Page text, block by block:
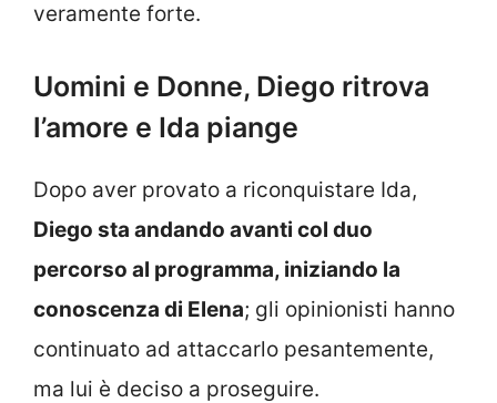
veramente forte.
Uomini e Donne, Diego ritrova
l’amore e Ida piange
Dopo aver provato a riconquistare Ida,
Diego sta andando avanti col duo
percorso al programma, iniziando la
conoscenza di Elena; gli opinionisti hanno
continuato ad attaccarlo pesantemente,
ma lui è deciso a proseguire.